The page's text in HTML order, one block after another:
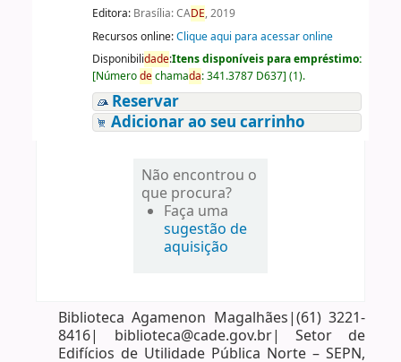
Editora: Brasília: CADE, 2019
Recursos online:Clique aqui para acessar online
Disponibilidade:Itens disponíveis para empréstimo:
[Númerodechamada:341.3787 D637] (1).
Reservar
Adicionar ao seu carrinho
Não encontrou o
que procura?
Faça uma
sugestão de
aquisição
Biblioteca Agamenon Magalhães|(61) 3221-
8416| biblioteca@cade.gov.br| Setor de
Edifícios de Utilidade Pública Norte – SEPN,